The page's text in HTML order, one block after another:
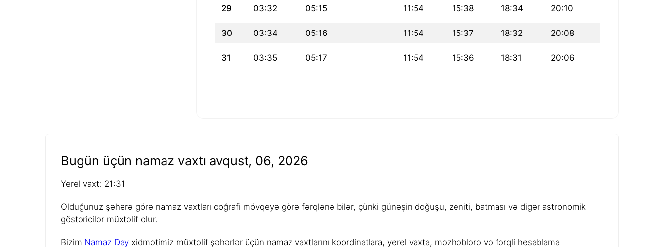
29 03:32 05:15 11:54 15:38 18:34 20:10
30 03:34 05:16 11:54 15:37 18:32 20:08
31 03:35 05:17 11:54 15:36 18:31 20:06
Bugün üçün namaz vaxtı avqust, 06, 2026
Yerel vaxt: 21:31
Olduğunuz şəhərə görə namaz vaxtları coğrafi mövqeyə görə fərqlənə bilər, çünki günəşin doğuşu, zeniti, batması və digər astronomik
göstəricilər müxtəlif olur.
Bizim Namaz Day xidmətimiz müxtəlif şəhərlər üçün namaz vaxtlarını koordinatlara, yerel vaxta, məzhəblərə və fərqli hesablama